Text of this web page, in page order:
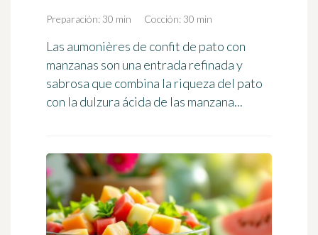
Preparación: 30 min Cocción: 30 min
Las aumonières de confit de pato con
manzanas son una entrada refinada y
sabrosa que combina la riqueza del pato
con la dulzura ácida de las manzana...